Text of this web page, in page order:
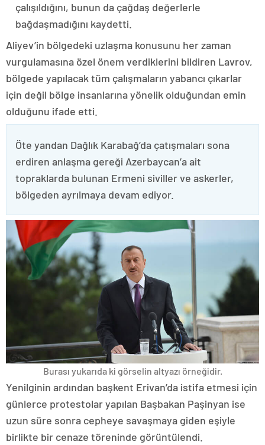
çalışıldığını, bunun da çağdaş değerlerle
bağdaşmadığını kaydetti.
Aliyev’in bölgedeki uzlaşma konusunu her zaman
vurgulamasına özel önem verdiklerini bildiren Lavrov,
bölgede yapılacak tüm çalışmaların yabancı çıkarlar
için değil bölge insanlarına yönelik olduğundan emin
olduğunu ifade etti.
Öte yandan Dağlık Karabağ’da çatışmaları sona
erdiren anlaşma gereği Azerbaycan’a ait
topraklarda bulunan Ermeni siviller ve askerler,
bölgeden ayrılmaya devam ediyor.
Burası yukarıda ki görselin altyazı örneğidir.
Yenilginin ardından başkent Erivan’da istifa etmesi için
günlerce protestolar yapılan Başbakan Paşinyan ise
uzun süre sonra cepheye savaşmaya giden eşiyle
birlikte bir cenaze töreninde görüntülendi.